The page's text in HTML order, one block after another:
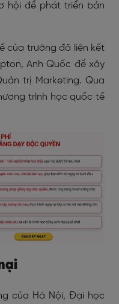
hội để phát triển bản
của trường đã liên kết
Anh Quốc để xây
trị Marketing. Qua
trình học quốc tế
của Hà Nội, Đại học